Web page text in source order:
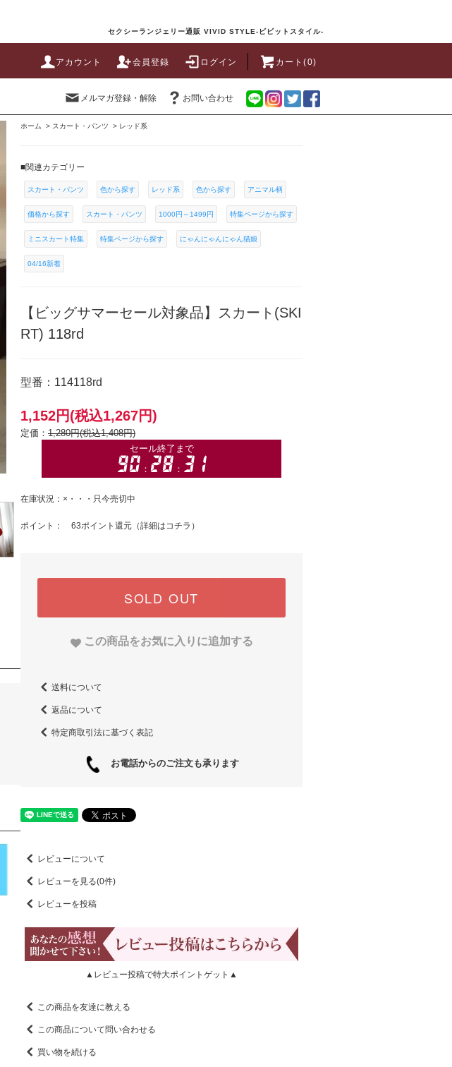
セクシーランジェリー通販 VIVID STYLE-ビビットスタイル-
アカウント 会員登録 ログイン カート(0)
メルマガ登録・解除 お問い合わせ
ホーム > スカート・パンツ > レッド系
■関連カテゴリー
スカート・パンツ 色から探す レッド系 色から探す アニマル柄
価格から探す スカート・パンツ 1000円～1499円 特集ページから探す
ミニスカート特集 特集ページから探す にゃんにゃんにゃん猫娘
04/16新着
【ビッグサマーセール対象品】スカート(SKI
RT) 118rd
型番：114118rd
1,152円(税込1,267円)
定価： 1,280円(税込1,408円)
在庫状況：×・・・只今売切中
ポイント： 63ポイント還元（詳細はコチラ ）
SOLD OUT
この商品をお気に入りに追加する
送料について
返品について
特定商取引法に基づく表記
お電話からのご注文も承ります
レビューについて
レビューを見る(0件)
レビューを投稿
▲レビュー投稿で特大ポイントゲット▲
この商品を友達に教える
この商品について問い合わせる
買い物を続ける